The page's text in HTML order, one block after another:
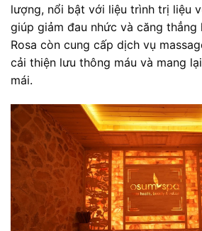
lượng, nổi bật với liệu trình trị liệu
giúp giảm đau nhức và căng thẳng
Rosa còn cung cấp dịch vụ
cải thiện lưu thông máu và mang
mái.